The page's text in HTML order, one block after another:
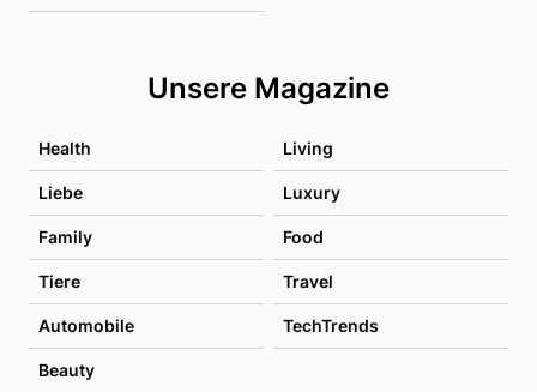
Unsere Magazine
Health Living
Liebe Luxury
Family Food
Tiere Travel
Automobile TechTrends
Beauty